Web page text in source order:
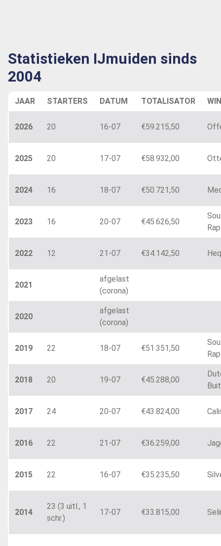
Statistieken IJmuiden sinds
2004
JAAR STARTERS DATUM TOTALISATOR
2026 20 16-07 €59.215,50
2025 20 17-07 €58.932,00
2024 16 18-07 €50.721,50
2023 16 20-07 €45.626,50
2022 12 21-07 €34.142,50
2021
afgelast
(corona)
2020
afgelast
(corona)
2019 22 18-07 €51.351,50
2018 20 19-07 €45.288,00
2017 24 20-07 €43.824,00
2016 22 21-07 €36.259,00
2015 22 16-07 €35.235,50
2014
23 (3 uitl., 1
schr.)
17-07 €33.815,00